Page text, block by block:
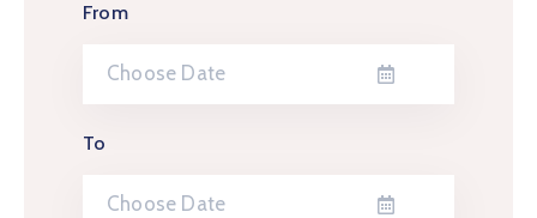
From
To